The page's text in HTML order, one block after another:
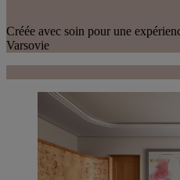
Créée avec soin pour une
Varsovie